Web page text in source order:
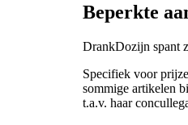
Beperkte
DrankDozijn spant
Specifiek voor
sommige artikelen
t.a.v. haar